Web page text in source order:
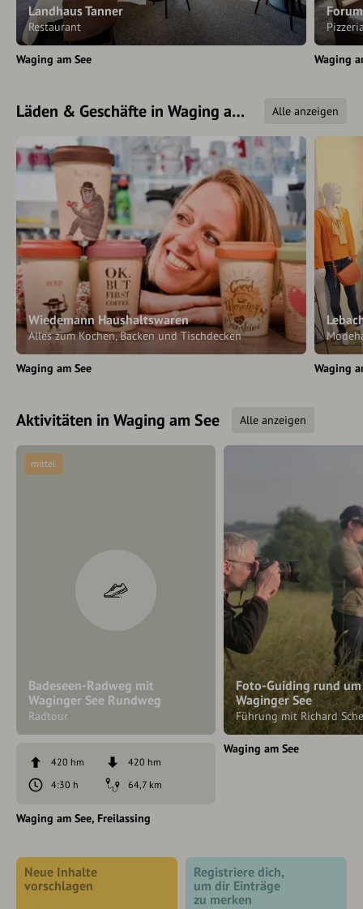
Landhaus Tanner
Restaurant
Waging am See Waging
Läden & Geschäfte in Waging am See Alle anzeigen
Wiedemann Haushaltswaren
Alles zum Kochen, Backen und Tischdecken
Waging am See Waging
Aktivitäten in Waging am See Alle anzeigen
Badeseen-Radweg mit
Waginger See Rundweg
Radtour
mittel
420 hm
420 hm
4:30 h
64,7 km
Waging am See Freilassing
Foto-Guiding rund
Waginger See
Führung mit Richard
Waging am See
Neue Inhalte
vorschlagen
Registriere dich,
um dir Einträge
zu merken